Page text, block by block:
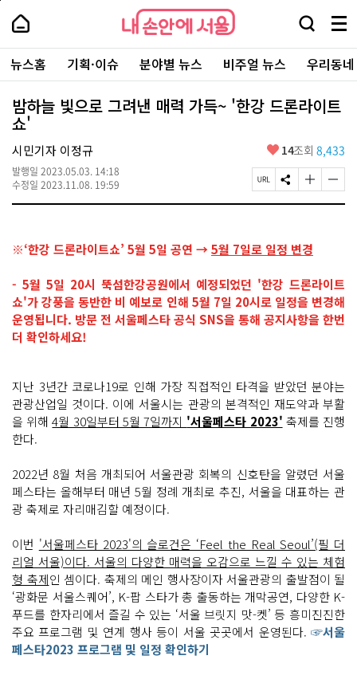
본
로
가
내
손
안
에
서
울
-
서
울
시
대
표
소
통
포
내
손
에
울
검
창
열
기
메
뉴
전
체
보
기
주
요
서
뉴스홈 기획·이슈 분야별 뉴스 비주얼 뉴스 우리동
밤하늘 빛으로 그려낸 매력 가득~ '한강 드론라이트
쇼'
시민기자 이정규
발행일 2023.05.03. 14:18
수정일 2023.11.08. 19:59
좋
요
14조회 8,433
페
이
L
사
S
N
유
하
글
자
크
게
경
하
기
글
자
경
하
기
※‘한강 드론라이트쇼’ 5월 5일 공연 →5월 7일로 일정 변경
- 5월 5일 20시 뚝섬한강공원에서 예정되었던 '한강 드론라이트
쇼'가 강풍을 동반한 비 예보로 인해 5월 7일 20시로 일정을 변경해
운영됩니다. 방문 전 서울페스타 공식 SNS을 통해 공지사항을 한번
더 확인하세요!
지난 3년간 코로나19로 인해 가장 직접적인 타격을 받았던 분야는
관광산업일 것이다. 이에 서울시는 관광의 본격적인 재도약과 부활
을 위해4월 30일부터 5월 7일까지 '서울페스타 2023' 축제를 진행
한다.
2022년 8월 처음 개최되어 서울관광 회복의 신호탄을 알렸던 서울
페스타는 올해부터 매년 5월 정례 개최로 추진, 서울을 대표하는 관
광 축제로 자리매김할 예정이다.
이번 '서울페스타 2023'의 슬로건은 ‘Feel the Real Seoul’(필 더
리얼 서울)이다. 서울의 다양한 매력을 오감으로 느낄 수 있는 체험
형 축제인 셈이다. 축제의 메인 행사장이자 서울관광의 출발점이 될
‘광화문 서울스퀘어’, K-팝 스타가 총 출동하는 개막공연, 다양한 K-
푸드를 한자리에서 즐길 수 있는 ‘서울 브릿지 맛-켓’ 등 흥미진진한
주요 프로그램 및 연계 행사 등이 서울 곳곳에서 운영된다. ☞서울
페스타2023 프로그램 및 일정 확인하기
페
상
단
로